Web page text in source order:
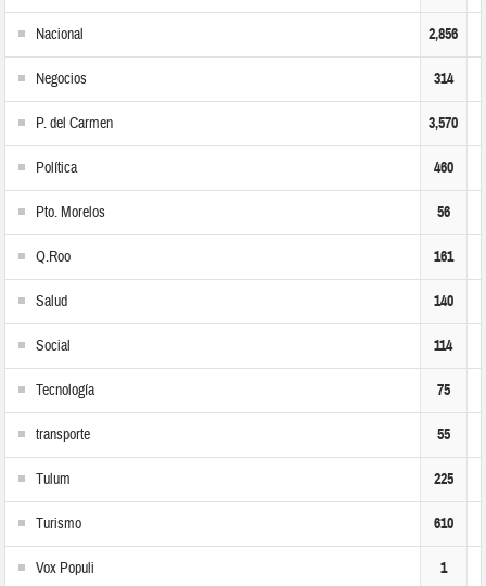
Nacional 2,856
Negocios 314
P. del Carmen 3,570
Política 460
Pto. Morelos 56
Q.Roo 161
Salud 140
Social 114
Tecnología 75
transporte 55
Tulum 225
Turismo 610
Vox Populi 1